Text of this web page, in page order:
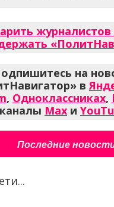
на
в
, Одноклассниках,
каналы Max и
Последние